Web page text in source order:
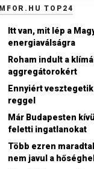
MFOR.HU TOP24
Itt van, mit lép a
energiaválságra
Roham indult a
aggregátorokért
Ennyiért
reggel
Már Budapesten
feletti ingatlanokat
Több ezren
nem javul a